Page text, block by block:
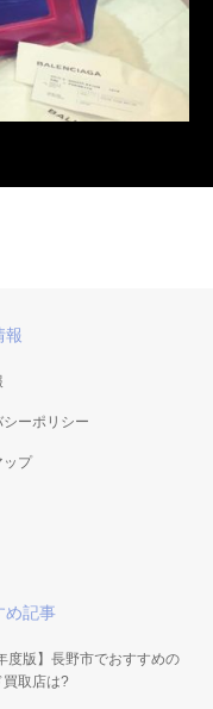
報
シーポリシー
ップ
め記事
度版】長野市でおすすめの
買取店は?